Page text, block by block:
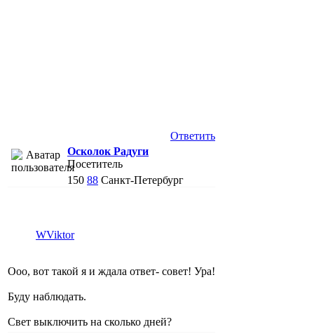
Ответить
Осколок Радуги
Посетитель
150 88 Санкт-Петербург
WViktor
Ооо, вот такой я и ждала ответ- совет! Ура!
Буду наблюдать.
Свет выключить на сколько дней?